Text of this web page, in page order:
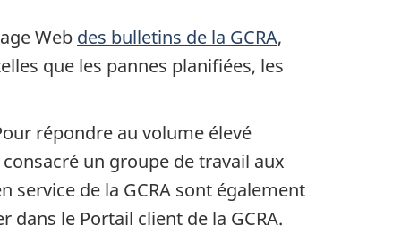
Web des bulletins de la GCRA,
que les pannes planifiées, les
répondre au volume élevé
un groupe de travail aux
service de la GCRA sont également
le Portail client de la GCRA.